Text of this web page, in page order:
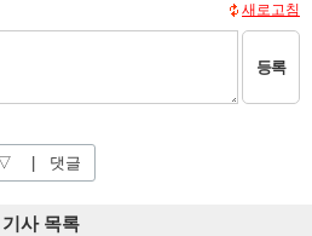
새로고침
등록
댓글
기사 목록